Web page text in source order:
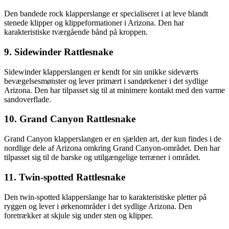
Den bandede rock klapperslange er specialiseret i at leve blandt
stenede klipper og klippeformationer i Arizona. Den har
karakteristiske tværgående bånd på kroppen.
9. Sidewinder Rattlesnake
Sidewinder klapperslangen er kendt for sin unikke sideværts
bevægelsesmønster og lever primært i sandørkener i det sydlige
Arizona. Den har tilpasset sig til at minimere kontakt med den varme
sandoverflade.
10. Grand Canyon Rattlesnake
Grand Canyon klapperslangen er en sjælden art, der kun findes i de
nordlige dele af Arizona omkring Grand Canyon-området. Den har
tilpasset sig til de barske og utilgængelige terræner i området.
11. Twin-spotted Rattlesnake
Den twin-spotted klapperslange har to karakteristiske pletter på
ryggen og lever i ørkenområder i det sydlige Arizona. Den
foretrækker at skjule sig under sten og klipper.